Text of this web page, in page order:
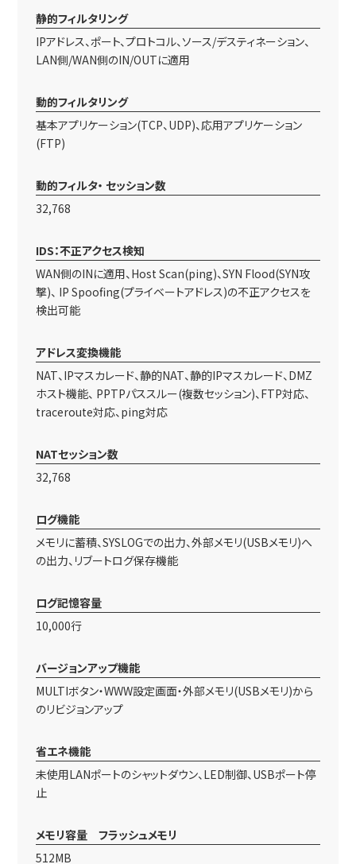
静的フィルタリング
IPアドレス、ポート、プロトコル、ソース/デスティネーション、
LAN側/WAN側のIN/OUTに適用
動的フィルタリング
基本アプリケーション(TCP、UDP)、応用アプリケーション
(FTP)
動的フィルタ・ セッション数
32,768
IDS：不正アクセス検知
WAN側のINに適用、Host Scan(ping)、SYN Flood(SYN攻
撃)、 IP Spoofing(プライベートアドレス)の不正アクセスを
検出可能
アドレス変換機能
NAT、IPマスカレード、静的NAT、静的IPマスカレード、DMZ
ホスト機能、 PPTPパススルー(複数セッション)、FTP対応、
traceroute対応、ping対応
NATセッション数
32,768
ログ機能
メモリに蓄積、SYSLOGでの出力、外部メモリ(USBメモリ)へ
の出力、リブートログ保存機能
ログ記憶容量
10,000行
バージョンアップ機能
MULTIボタン・WWW設定画面・外部メモリ(USBメモリ)から
のリビジョンアップ
省エネ機能
未使用LANポートのシャットダウン、LED制御、USBポート停
止
メモリ容量 フラッシュメモリ
512MB